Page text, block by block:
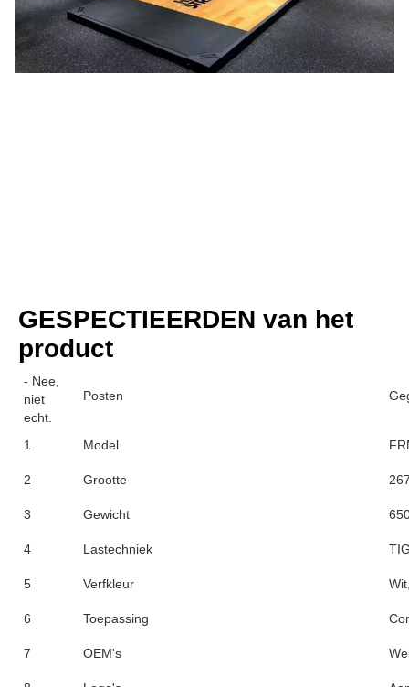
GESPECTIEERDEN van het
product
- Nee,
niet
echt.
Posten
1 Model
2 Grootte
3 Gewicht
4 Lastechniek
5 Verfkleur
6 Toepassing
7 OEM's